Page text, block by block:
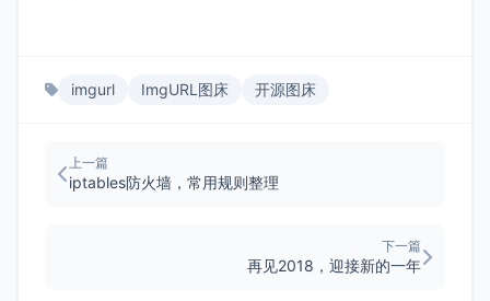
imgurl ImgURL图床 开源图床
上一篇
iptables防火墙，常用规则整理
下一篇
再见2018，迎接新的一年